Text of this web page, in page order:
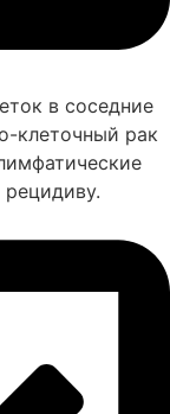
в соседние
клеточный рак